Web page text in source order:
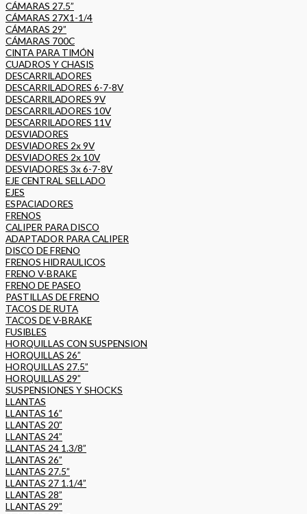
CÁMARAS 27.5”
CÁMARAS 27X1-1/4
CÁMARAS 29”
CÁMARAS 700C
CINTA PARA TIMÓN
CUADROS Y CHASIS
DESCARRILADORES
DESCARRILADORES 6-7-8V
DESCARRILADORES 9V
DESCARRILADORES 10V
DESCARRILADORES 11V
DESVIADORES
DESVIADORES 2x 9V
DESVIADORES 2x 10V
DESVIADORES 3x 6-7-8V
EJE CENTRAL SELLADO
EJES
ESPACIADORES
FRENOS
CALIPER PARA DISCO
ADAPTADOR PARA CALIPER
DISCO DE FRENO
FRENOS HIDRAULICOS
FRENO V-BRAKE
FRENO DE PASEO
PASTILLAS DE FRENO
TACOS DE RUTA
TACOS DE V-BRAKE
FUSIBLES
HORQUILLAS CON SUSPENSION
HORQUILLAS 26”
HORQUILLAS 27.5”
HORQUILLAS 29”
SUSPENSIONES Y SHOCKS
LLANTAS
LLANTAS 16”
LLANTAS 20”
LLANTAS 24”
LLANTAS 24 1.3/8”
LLANTAS 26”
LLANTAS 27.5”
LLANTAS 27 1.1/4”
LLANTAS 28”
LLANTAS 29”